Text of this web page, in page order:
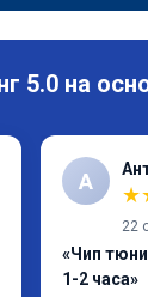
5.0 на
А
★
22
«Чип
1-2 часа»